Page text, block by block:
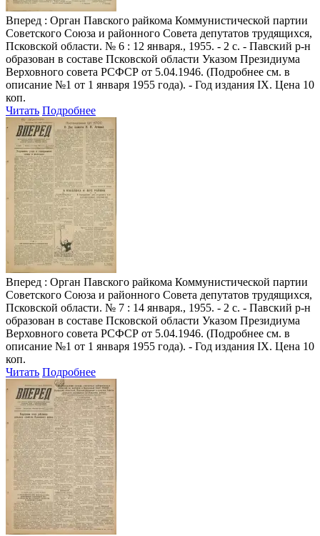
Вперед : Орган Павского райкома Коммунистической партии
Советского Союза и районного Совета депутатов трудящихся,
Псковской области. № 6 : 12 января., 1955. - 2 с. - Павский р-н
образован в составе Псковской области Указом Президиума
Верховного совета РСФСР от 5.04.1946. (Подробнее см. в
описание №1 от 1 января 1955 года). - Год издания IX. Цена 10
коп.
Читать Подробнее
Вперед : Орган Павского райкома Коммунистической партии
Советского Союза и районного Совета депутатов трудящихся,
Псковской области. № 7 : 14 января., 1955. - 2 с. - Павский р-н
образован в составе Псковской области Указом Президиума
Верховного совета РСФСР от 5.04.1946. (Подробнее см. в
описание №1 от 1 января 1955 года). - Год издания IX. Цена 10
коп.
Читать Подробнее